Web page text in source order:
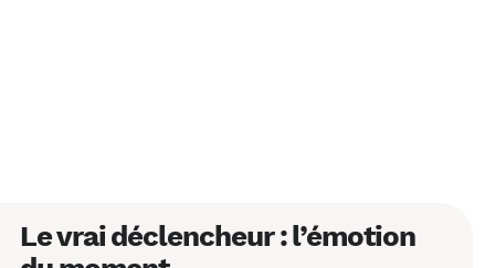
Le vrai déclencheur : l’émotion